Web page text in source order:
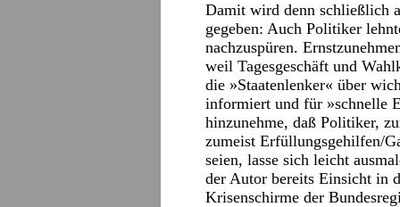
Damit wird denn schließlich
gegeben: Auch Politiker
nachzuspüren.
weil Tagesgeschäft und
die »Staatenlenker« über
informiert und für »schnelle
hinzunehme, daß Politiker,
zumeist Erfüllungsgehilfen/
seien, lasse sich leicht
der Autor bereits Einsicht in
Krisenschirme der